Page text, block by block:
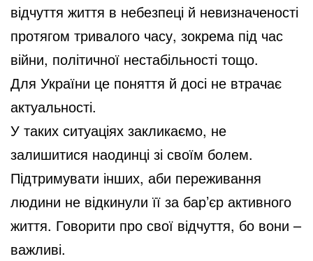
відчуття життя в небезпеці й невизначеності
протягом тривалого часу, зокрема під час
війни, політичної нестабільності тощо.
Для України це поняття й досі не втрачає
актуальності.
У таких ситуаціях закликаємо, не
залишитися наодинці зі своїм болем.
Підтримувати інших, аби переживання
людини не відкинули її за бар’єр активного
життя. Говорити про свої відчуття, бо вони –
важливі.